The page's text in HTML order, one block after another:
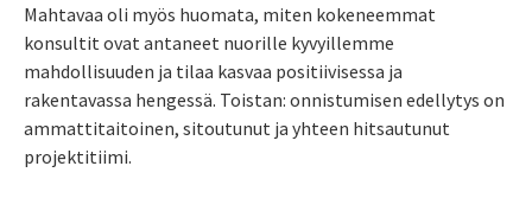
Mahtavaa oli myös huomata, miten kokeneemmat
konsultit ovat antaneet nuorille kyvyillemme
mahdollisuuden ja tilaa kasvaa positiivisessa ja
rakentavassa hengessä. Toistan: onnistumisen edellytys on
ammattitaitoinen, sitoutunut ja yhteen hitsautunut
projektitiimi.